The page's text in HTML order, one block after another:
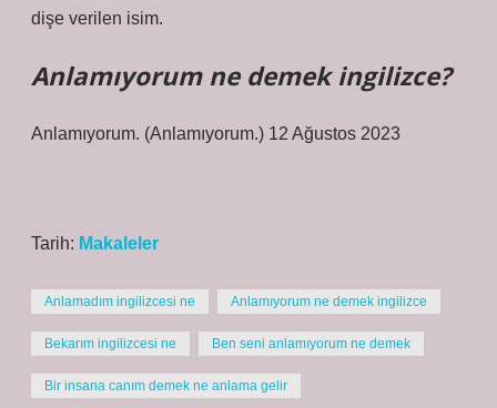
dişe verilen isim.
Anlamıyorum ne demek ingilizce?
Anlamıyorum. (Anlamıyorum.) 12 Ağustos 2023
Tarih: Makaleler
Anlamadım ingilizcesi ne Anlamıyorum ne demek ingilizce
Bekarım ingilizcesi ne Ben seni anlamıyorum ne demek
Bir insana canım demek ne anlama gelir